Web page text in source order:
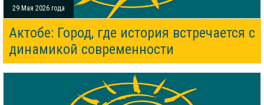
29 Мая 2026 года
Актобе: Город, где история встречается с
динамикой современности